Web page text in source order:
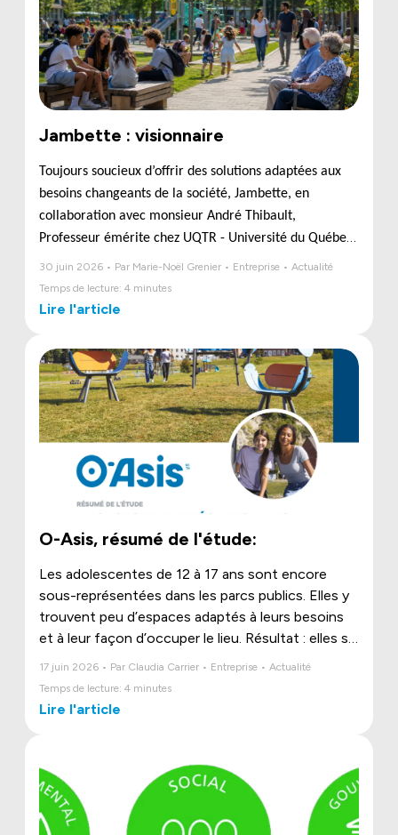
Jambette : visionnaire
Toujours soucieux d’offrir des solutions adaptées aux
besoins changeants de la société, Jambette, en
collaboration avec monsieur André Thibault,
Professeur émérite chez UQTR - Université du Québec
à Trois-Rivières et fondateur de l’Observatoire
québécois du loisir,
vous partage ses observations, ses
réflexions et ses orientations de développement
les loisirs dans l’espace public. Chaque mois, apprenez-
en plus sur notre domaine en constante évolution.
30 juin 2026 • Par Marie-Noël Grenier • Entreprise • Actualité
Temps de lecture: 4 minutes
Lire l'article
O-Asis, résumé de l'étude:
Les adolescentes de 12 à 17 ans sont encore
sous-représentées dans les parcs publics. Elles y
trouvent peu d’espaces adaptés à leurs besoins
et à leur façon d’occuper le lieu. Résultat : elles s’y
solution innovante pour leur redonner leur espace.
17 juin 2026 • Par Claudia Carrier • Entreprise • Actualité
Temps de lecture: 4 minutes
Lire l'article